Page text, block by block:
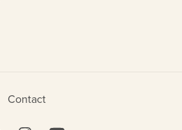
Contact